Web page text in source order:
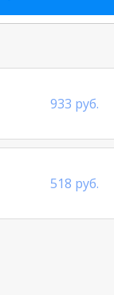
933 руб.
518 руб.